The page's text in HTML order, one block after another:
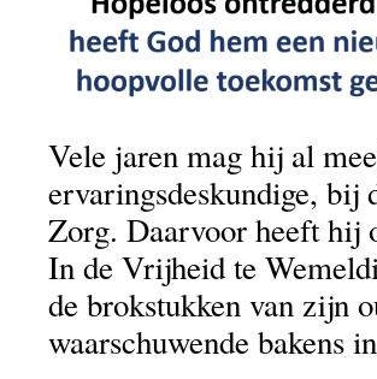
Vele jaren mag hij al
ervaringsdeskundige, bij
Zorg. Daarvoor heeft hij
In de Vrijheid te
de brokstukken van zijn
waarschuwende bakens